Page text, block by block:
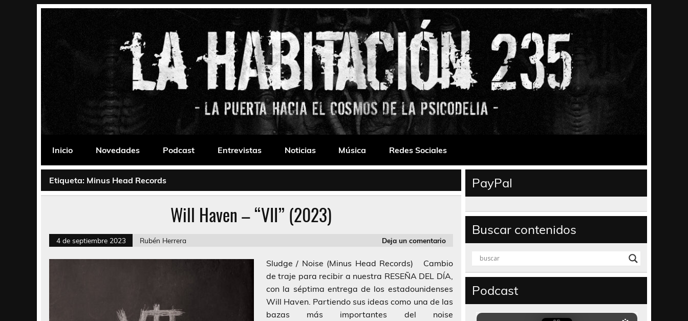
La Habitación 235
Inicio
Novedades Podcast Entrevistas Noticias Música Redes Sociales
Etiqueta: Minus Head Records
Will Haven – “VII” (2023)
4 de septiembre 2023 Rubén Herrera Deja un comentario
Sludge / Noise (Minus Head Records) Cambio
de traje para recibir a nuestra RESEÑA DEL DÍA,
con la séptima entrega de los estadounidenses
Will Haven. Partiendo sus ideas como una de las
bazas más importantes del noise
PayPal
Buscar contenidos
Podcast